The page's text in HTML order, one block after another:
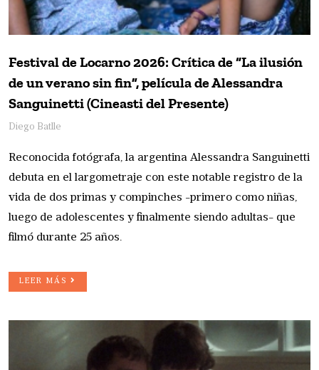
Festival de Locarno 2026: Crítica de “La ilusión
de un verano sin fin”, película de Alessandra
Sanguinetti (Cineasti del Presente)
Diego Batlle
Reconocida fotógrafa, la argentina Alessandra Sanguinetti
debuta en el largometraje con este notable registro de la
vida de dos primas y compinches -primero como niñas,
luego de adolescentes y finalmente siendo adultas- que
filmó durante 25 años.
LEER MÁS